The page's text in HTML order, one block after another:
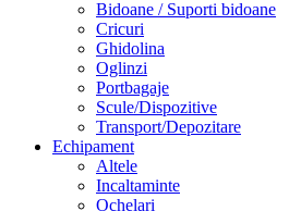
Bidoane / Suporti bidoane
Cricuri
Ghidolina
Oglinzi
Portbagaje
Scule/Dispozitive
Transport/Depozitare
Echipament
Altele
Incaltaminte
Ochelari